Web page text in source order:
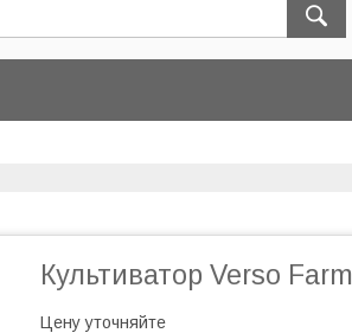
Культиватор Verso
Цену уточняйте